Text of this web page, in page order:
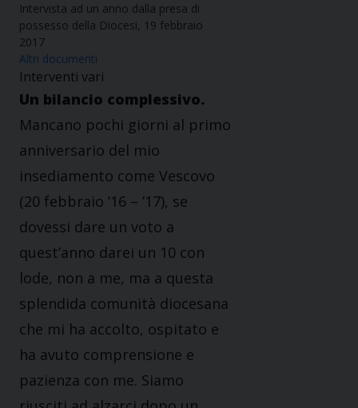
Intervista ad un anno dalla presa di
possesso della Diocesi, 19 febbraio
2017
Altri documenti
Interventi vari
Un bilancio complessivo.
Mancano pochi giorni al primo
anniversario del mio
insediamento come Vescovo
(20 febbraio ’16 – ’17), se
dovessi dare un voto a
quest’anno darei un 10 con
lode, non a me, ma a questa
splendida comunità diocesana
che mi ha accolto, ospitato e
ha avuto comprensione e
pazienza con me. Siamo